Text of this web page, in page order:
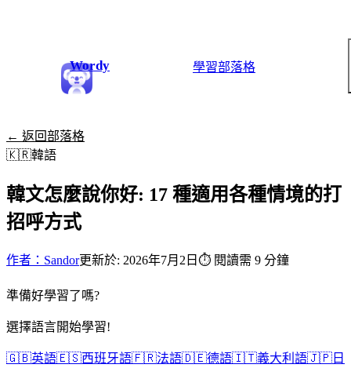
Wordy 學習部落格
← 返回部落格
🇰🇷韓語
韓文怎麼說你好: 17 種適用各種情境的打
招呼方式
作者：Sandor更新於: 2026年7月2日 ⏱ 閱讀需 9 分鐘
準備好學習了嗎?
選擇語言開始學習!
🇬🇧英語🇪🇸西班牙語🇫🇷法語🇩🇪德語🇮🇹義大利語🇯🇵 日